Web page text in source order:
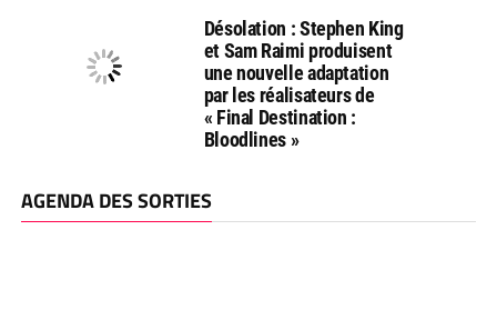
Désolation : Stephen King
et Sam Raimi produisent
une nouvelle adaptation
par les réalisateurs de
« Final Destination :
Bloodlines »
AGENDA DES SORTIES